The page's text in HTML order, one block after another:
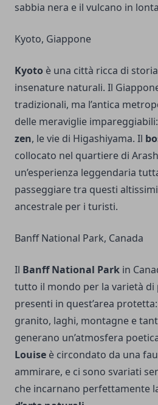
sabbia nera e il vulcano in
Kyoto, Giappone
Kyoto è una città ricca di
insenature naturali. Il
tradizionali, ma l’antica
delle meraviglie
zen, le vie di Higashiyama. Il
collocato nel quartiere di
un’esperienza leggendaria
passeggiare tra questi
ancestrale per i turisti.
Banff National Park, Canada
Il Banff National Park in
tutto il mondo per la varietà di
presenti in quest’area
granito, laghi, montagne e
generano un’atmosfera
Louise è circondato da una
ammirare, e ci sono svariati
che incarnano perfettamente